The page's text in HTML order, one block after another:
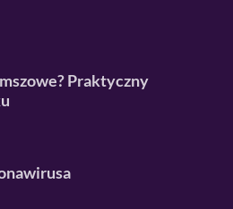
Praktyczny